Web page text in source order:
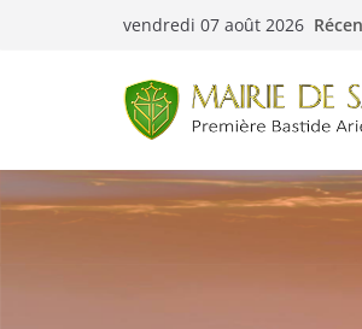
vendredi 07 août 2026